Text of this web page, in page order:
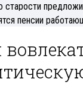
старости
пенсии